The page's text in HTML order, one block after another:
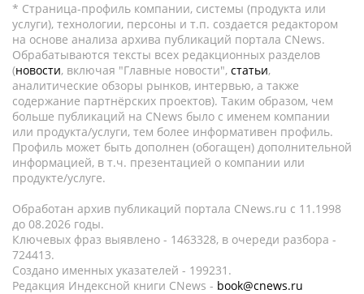
* Страница-профиль компании, системы (продукта или
услуги), технологии, персоны и т.п. создается редактором
на основе анализа архива публикаций портала CNews.
Обрабатываются тексты всех редакционных разделов
(новости, включая "Главные новости", статьи,
аналитические обзоры рынков, интервью, а также
содержание партнёрских проектов). Таким образом, чем
больше публикаций на CNews было с именем компании
или продукта/услуги, тем более информативен профиль.
Профиль может быть дополнен (обогащен) дополнительной
информацией, в т.ч. презентацией о компании или
продукте/услуге.
Обработан архив публикаций портала CNews.ru c 11.1998
до 08.2026 годы.
Ключевых фраз выявлено - 1463328, в очереди разбора -
724413.
Создано именных указателей - 199231.
Редакция Индексной книги CNews - book@cnews.ru